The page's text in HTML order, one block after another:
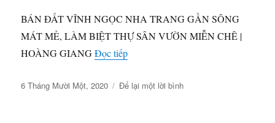
BÁN ĐẤT VĨNH NGỌC NHA TRANG GẦN SÔNG
MÁT MẺ, LÀM BIỆT THỰ SÂN VƯỜN MIỄN CHÊ |
HOÀNG GIANGĐọc tiếp“BÁN ĐẤT VĨNH NGỌC NHA
Đăng
6 Tháng Mười Một, 2020 Để lại một lời bìnhở